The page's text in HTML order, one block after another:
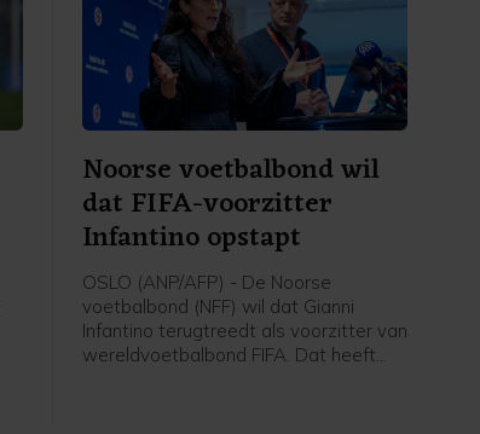
Noorse voetbalbond wil
dat FIFA-voorzitter
Infantino opstapt
OSLO (ANP/AFP) - De Noorse
voetbalbond (NFF) wil dat Gianni
Infantino terugtreedt als voorzitter van
wereldvoetbalbond FIFA. Dat heeft